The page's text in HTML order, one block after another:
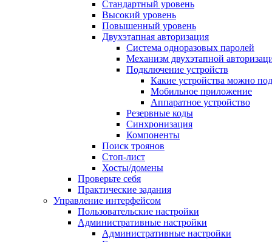
Стандартный уровень
Высокий уровень
Повышенный уровень
Двухэтапная авторизация
Система одноразовых паролей
Механизм двухэтапной
Подключение устройств
Какие устройства можно
Мобильное приложение
Аппаратное устройство
Резервные коды
Синхронизация
Компоненты
Поиск троянов
Стоп-лист
Хосты/домены
Проверьте себя
Практические задания
Управление интерфейсом
Пользовательские настройки
Административные настройки
Административные настройки